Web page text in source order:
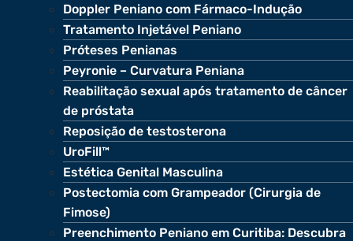
Doppler Peniano com Fármaco-Indução
Tratamento Injetável Peniano
Próteses Penianas
Peyronie – Curvatura Peniana
Reabilitação sexual após tratamento de câncer
de próstata
Reposição de testosterona
UroFill™
Estética Genital Masculina
Postectomia com Grampeador (Cirurgia de
Fimose)
Preenchimento Peniano em Curitiba: Descubra